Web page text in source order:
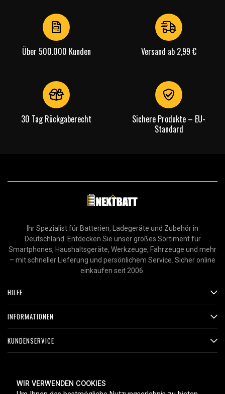
Über 500.000 Kunden Versand ab 2,99 €
30 Tag Rückgaberecht
Sichere Produkte – EU-
Standard
Ihr Spezialist für Batterien, Ladegeräte und Zubehör in
Deutschland. Entdecken Sie unser großes Sortiment für
Smartphones, Haushaltsgeräte, Werkzeuge, Fahrzeuge und mehr
– mit schneller Lieferung und persönlichem Service. Sicher online
einkaufen seit 2006.
HILFE
INFORMATIONEN
KUNDENSERVICE
ZAHLUNGSMETHODEN
WIR VERWENDEN COOKIES